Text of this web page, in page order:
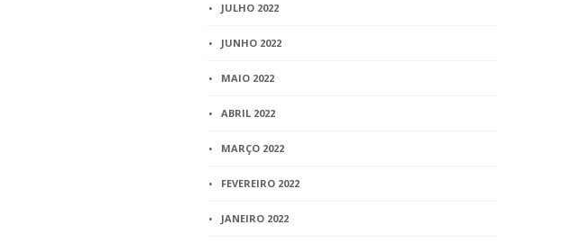
JULHO 2022
JUNHO 2022
MAIO 2022
ABRIL 2022
MARÇO 2022
FEVEREIRO 2022
JANEIRO 2022